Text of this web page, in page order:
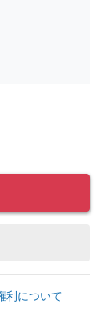
利について